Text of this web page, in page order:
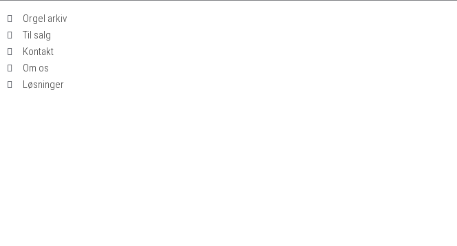
Orgel arkiv
Til salg
Kontakt
Om os
Løsninger